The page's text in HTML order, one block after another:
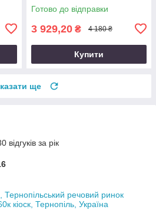
Готово до відправки
3 929,20 ₴ 4 180 ₴
Купити
ще
за рік
речовий ринок
кіоск, Тернопіль, Україна